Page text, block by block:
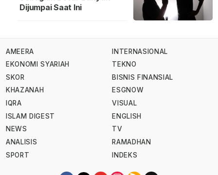
Dijumpai Saat Ini
AMEERA
EKONOMI SYARIAH
SKOR
KHAZANAH
IQRA
ISLAM DIGEST
NEWS
ANALISIS
SPORT
INTERNASIONAL
TEKNO
BISNIS FINANSIAL
ESGNOW
VISUAL
ENGLISH
TV
RAMADHAN
INDEKS